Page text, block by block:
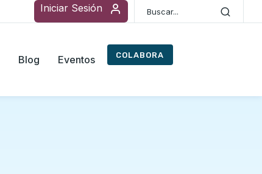
Iniciar Sesión
Blog Eventos COLABORA